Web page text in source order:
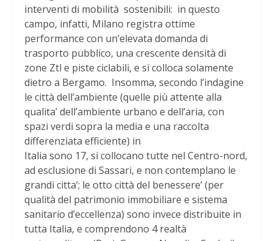
interventi di mobilità sostenibili: in questo
campo, infatti, Milano registra ottime
performance con un’elevata domanda di
trasporto pubblico, una crescente densità di
zone Ztl e piste ciclabili, e si colloca solamente
dietro a Bergamo. Insomma, secondo l’indagine
le città dell’ambiente (quelle più attente alla
qualita’ dell’ambiente urbano e dell’aria, con
spazi verdi sopra la media e una raccolta
differenziata efficiente) in
Italia sono 17, si collocano tutte nel Centro-nord,
ad esclusione di Sassari, e non contemplano le
grandi citta’; le otto città del benessere’ (per
qualità del patrimonio immobiliare e sistema
sanitario d’eccellenza) sono invece distribuite in
tutta Italia, e comprendono 4 realtà